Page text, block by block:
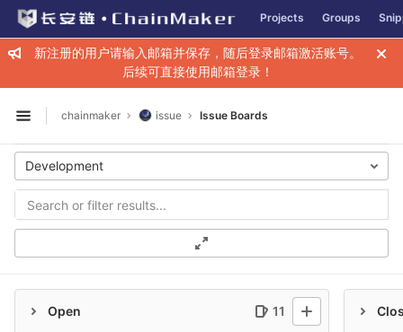
Skip to content
GitLab Projects Groups
新注册的用户请输入邮箱并保存，随后登录邮箱激活账号。
后续可直接使用邮箱登录！
Open sidebar
chainmaker issue Issue Boards
Development
Open 11